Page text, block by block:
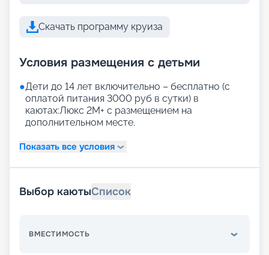
Скачать программу круиза
Условия размещения с детьми
●Дети до 14 лет включительно – бесплатно (с
оплатой питания 3000 руб в сутки) в
каютах:Люкс 2М+ с размещением на
дополнительном месте.
Показать все условия
Выбор каютыСписок
ВМЕСТИМОСТЬ